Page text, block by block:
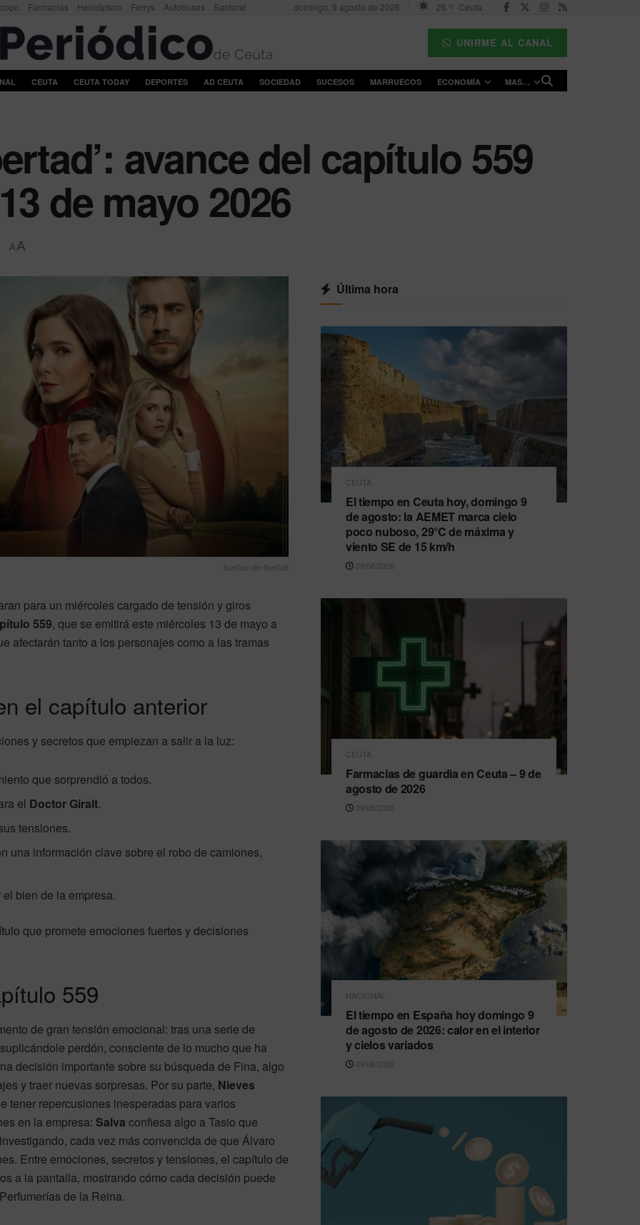
Farmacias Helicóptero Ferrys Autobuses Santoral domingo, 9 agosto de 2026 26 °C Ceuta
UNIRME AL CANAL
CEUTA CEUTA TODAY DEPORTES AD CEUTA SOCIEDAD SUCESOS MARRUECOS ECONOMÍA MAS…
avance del capítulo 559
de mayo 2026
AA
Sueños-de-libertad
para un miércoles cargado de tensión y giros
559, que se emitirá este miércoles 13 de mayo a
afectarán tanto a los personajes como a las tramas
el capítulo anterior
y secretos que empiezan a salir a la luz:
que sorprendió a todos.
el Doctor Giralt.
tensiones.
una información clave sobre el robo de camiones,
bien de la empresa.
que promete emociones fuertes y decisiones
559
de gran tensión emocional: tras una serie de
suplicándole perdón, consciente de lo mucho que ha
decisión importante sobre su búsqueda de Fina, algo
y traer nuevas sorpresas. Por su parte, Nieves
tener repercusiones inesperadas para varios
en la empresa: Salva confiesa algo a Tasio que
cada vez más convencida de que Álvaro
Entre emociones, secretos y tensiones, el capítulo de
a la pantalla, mostrando cómo cada decisión puede
de la Reina.
Última hora
CEUTA
El tiempo en Ceuta hoy, domingo 9
de agosto: la AEMET marca cielo
poco nuboso, 29°C de máxima y
viento SE de 15 km/h
09/08/2026
CEUTA
Farmacias de guardia en Ceuta – 9 de
agosto de 2026
09/08/2026
NACIONAL
El tiempo en España hoy domingo 9
de agosto de 2026: calor en el interior
y cielos variados
09/08/2026